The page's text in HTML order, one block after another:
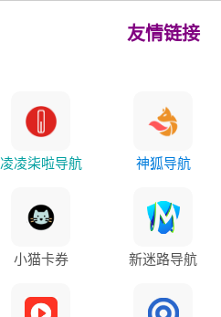
友情链接
凌凌柒啦导航 神狐导航
小猫卡券 新迷路导航